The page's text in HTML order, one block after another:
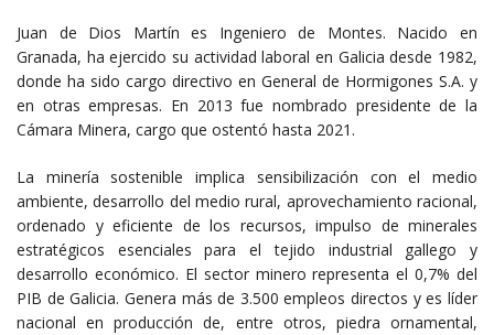
Juan de Dios Martín es Ingeniero de Montes. Nacido en
Granada, ha ejercido su actividad laboral en Galicia desde 1982,
donde ha sido cargo directivo en General de Hormigones S.A. y
en otras empresas. En 2013 fue nombrado presidente de la
Cámara Minera, cargo que ostentó hasta 2021.
La minería sostenible implica sensibilización con el medio
ambiente, desarrollo del medio rural, aprovechamiento racional,
ordenado y eficiente de los recursos, impulso de minerales
estratégicos esenciales para el tejido industrial gallego y
desarrollo económico. El sector minero representa el 0,7% del
PIB de Galicia. Genera más de 3.500 empleos directos y es líder
nacional en producción de, entre otros, piedra ornamental,